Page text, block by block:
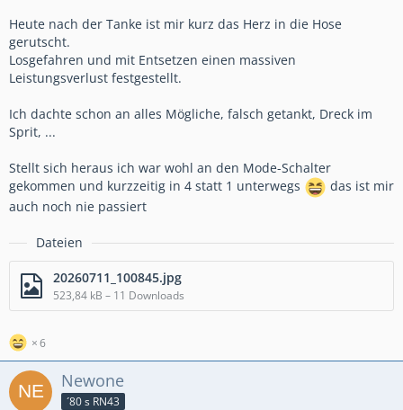
Heute nach der Tanke ist mir kurz das Herz in die Hose
gerutscht.
Losgefahren und mit Entsetzen einen massiven
Leistungsverlust festgestellt.
Ich dachte schon an alles Mögliche, falsch getankt, Dreck im
Sprit, ...
Stellt sich heraus ich war wohl an den Mode-Schalter
gekommen und kurzzeitig in 4 statt 1 unterwegs
das ist mir
auch noch nie passiert
Dateien
20260711_100845.jpg
523,84 kB – 11 Downloads
6
Newone
´80 s RN43